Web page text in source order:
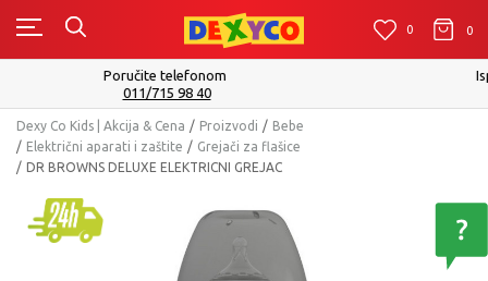
0 0 0
Isporuku možete očekivati u roku od 2 do 4 radna dana!
Dexy Co Kids | Akcija & Cena Proizvodi
Bebe
Električni aparati i zaštite
Grejači za flašice
DR BROWNS DELUXE ELEKTRICNI GREJAC